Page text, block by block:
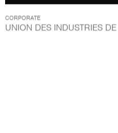
CORPORATE
UNION DES INDUSTRIES